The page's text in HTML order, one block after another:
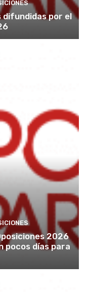
difundidas por el
2026
pocos días para